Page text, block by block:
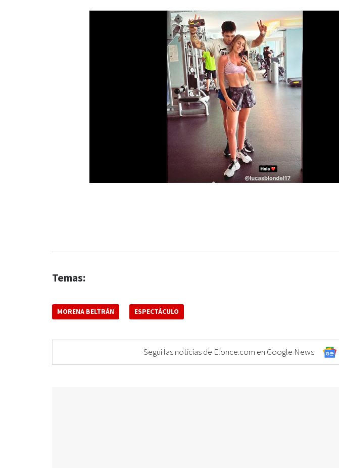
Temas:
MORENA BELTRÁN ESPECTÁCULO
Seguí las noticias de Elonce.com en Google News